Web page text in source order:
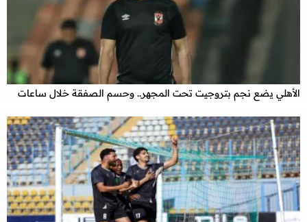
الأهلي يضع نجم بتروجيت تحت المجهر.. وحسم الصفقة خلال ساعات